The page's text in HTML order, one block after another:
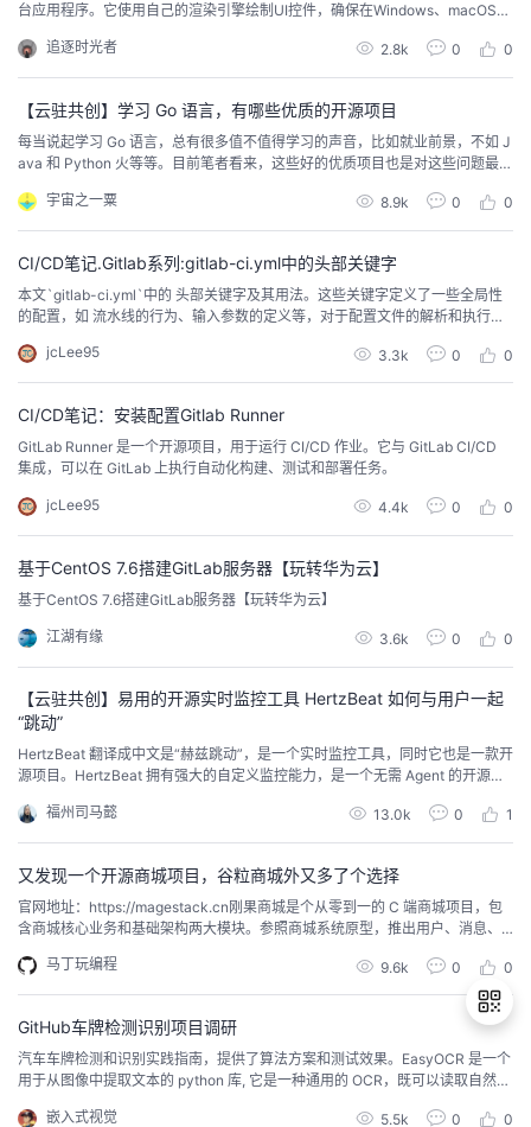
台应用程序。它使用自己的渲染引擎绘制UI控件，确保在Windows、macOS、
这意味着开发人员可以共享他们的UI代码，并在不同的目标平台上保持统一的
外观和感觉。开源地址：https://github.com/Av...
追逐时光者 2.8k 0 0
【云驻共创】学习 Go 语言，有哪些优质的开源项目
每当说起学习 Go 语言，总有很多值不值得学习的声音，比如就业前景，不如 J
ava 和 Python 火等等。目前笔者看来，这些好的优质项目也是对这些问题最好
宇宙之一粟
8.9k 0 0
CI/CD笔记.Gitlab系列:gitlab-ci.yml中的头部关键字
本文`gitlab-ci.yml`中的 头部关键字及其用法。这些关键字定义了一些全局性
的配置，如 流水线的行为、输入参数的定义等，对于配置文件的解析和执行有
jcLee95
3.3k 0 0
CI/CD笔记：安装配置Gitlab Runner
GitLab Runner 是一个开源项目，用于运行 CI/CD 作业。它与 GitLab CI/CD
集成，可以在 GitLab 上执行自动化构建、测试和部署任务。
jcLee95 4.4k 0 0
基于CentOS 7.6搭建GitLab服务器【玩转华为云】
基于CentOS 7.6搭建GitLab服务器【玩转华为云】
江湖有缘 3.6k 0 0
【云驻共创】易用的开源实时监控工具 HertzBeat 如何与用户一起
“跳动”
HertzBeat 翻译成中文是“赫兹跳动”，是一个实时监控工具，同时它也是一款开
源项目。HertzBeat 拥有强大的自定义监控能力，是一个无需 Agent 的开源实
福州司马懿
13.0k 0 1
又发现一个开源商城项目，谷粒商城外又多了个选择
官网地址：https://magestack.cn刚果商城是个从零到一的 C 端商城项目，包
含商城核心业务和基础架构两大模块。参照商城系统原型，推出用户、消息、
场景，给出对应解决方案。使用DDD 模型开发系统功能，帮助对 DDD 一知半
解的开发者树立正确地开发思路。 🔨 如何开始刚果商城核心有两块，分别是商
马丁玩编程 9.6k 0 0
GitHub车牌检测识别项目调研
汽车车牌检测和识别实践指南，提供了算法方案和测试效果。EasyOCR 是一个
用于从图像中提取文本的 python 库, 它是一种通用的 OCR，既可以读取自然场
嵌入式视觉
5.5k 0 0